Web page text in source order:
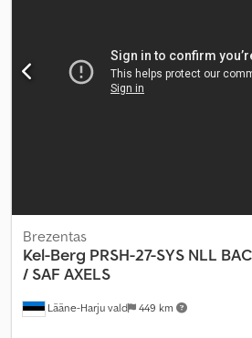
Lääne-Harju vald 449 km
Brezentas
Kel-Berg PRSH-27-SYS NLL
/ SAF AXELS